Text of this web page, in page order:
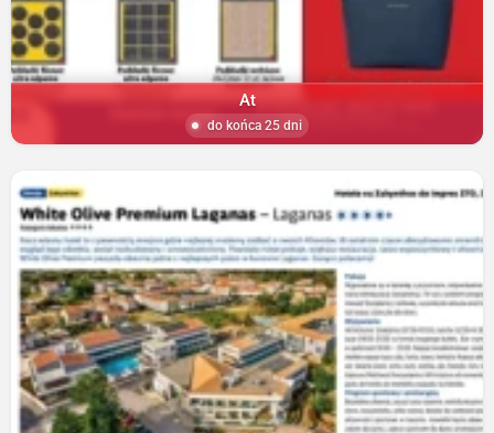
At
do końca 25 dni